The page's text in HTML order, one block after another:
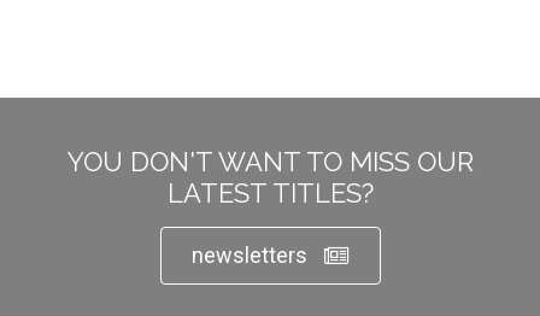
YOU DON'T WANT TO MISS OUR
LATEST TITLES?
newsletters